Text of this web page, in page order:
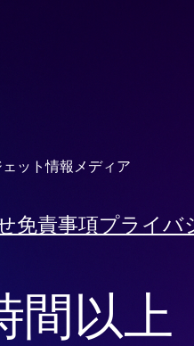
ット情報メディア
免責事項プライバ
間以上